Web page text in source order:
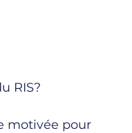
RIS?
motivée pour